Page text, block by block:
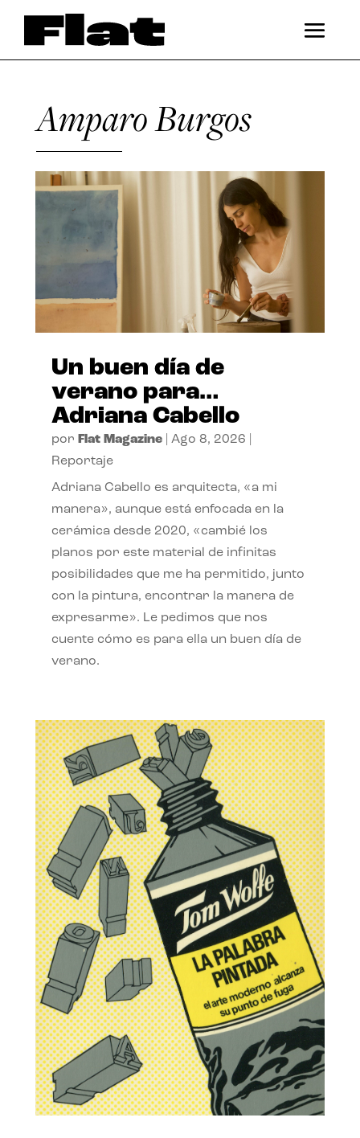
Amparo Burgos
Un buen día de
verano para…
Adriana Cabello
por Flat Magazine| Ago 8, 2026
Reportaje
Adriana Cabello es arquitecta, «a mi
manera», aunque está enfocada en la
cerámica desde 2020, «cambié los
planos por este material de infinitas
posibilidades que me ha permitido, junto
con la pintura, encontrar la manera de
expresarme». Le pedimos que nos
cuente cómo es para ella un buen día de
verano.